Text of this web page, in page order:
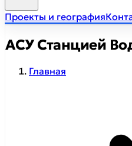
Проекты и география
АСУ Станцией
Главная